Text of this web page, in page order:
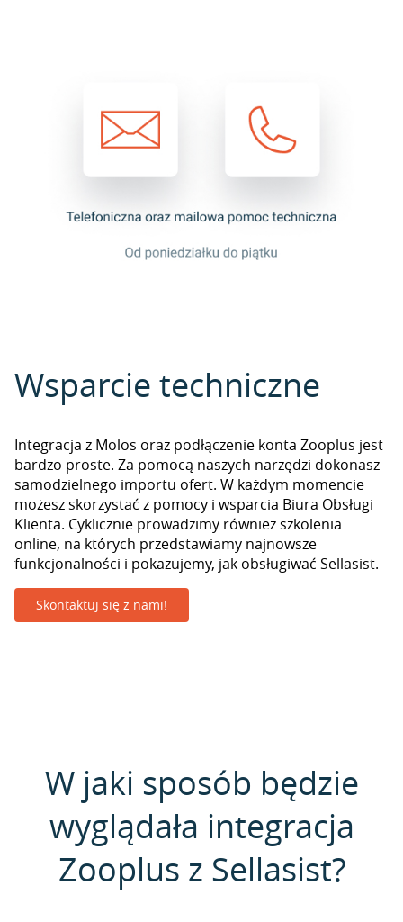
Wsparcie techniczne
Integracja z Molos oraz podłączenie konta Zooplus jest
bardzo proste. Za pomocą naszych narzędzi dokonasz
samodzielnego importu ofert. W każdym momencie
możesz skorzystać z pomocy i wsparcia Biura Obsługi
Klienta. Cyklicznie prowadzimy również szkolenia
online, na których przedstawiamy najnowsze
funkcjonalności i pokazujemy, jak obsługiwać Sellasist.
Skontaktuj się z nami!
W jaki sposób będzie
wyglądała integracja
Zooplus z Sellasist?